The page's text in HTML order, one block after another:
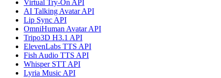
Virtual Try-On API
AI Talking Avatar API
Lip Sync API
OmniHuman Avatar API
Tripo3D H3.1 API
ElevenLabs TTS API
Fish Audio TTS API
Whisper STT API
Lyria Music API